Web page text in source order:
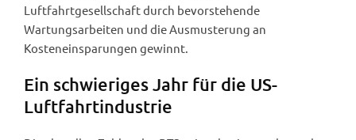
Luftfahrtgesellschaft durch bevorstehende
Wartungsarbeiten und die Ausmusterung an
Kosteneinsparungen gewinnt.
Ein schwieriges Jahr für die US-
Luftfahrtindustrie